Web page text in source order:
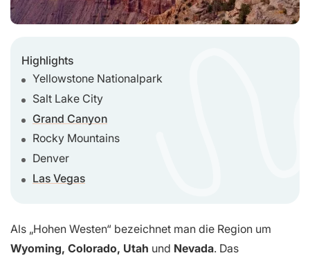
Highlights
Yellowstone Nationalpark
Salt Lake City
Grand Canyon
Rocky Mountains
Denver
Las Vegas
Als „Hohen Westen“ bezeichnet man die Region um
Wyoming, Colorado, Utah und Nevada. Das